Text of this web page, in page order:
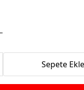
Sepete Ekle